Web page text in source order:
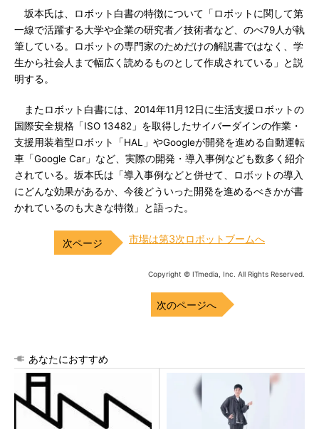
坂本氏は、ロボット白書の特徴について「ロボットに関して第
一線で活躍する大学や企業の研究者／技術者など、のべ79人が執
筆している。ロボットの専門家のためだけの解説書ではなく、学
生から社会人まで幅広く読めるものとして作成されている」と説
明する。
またロボット白書には、2014年11月12日に生活支援ロボットの
国際安全規格「ISO 13482」を取得したサイバーダインの作業・
支援用装着型ロボット「HAL」やGoogleが開発を進める自動運転
車「Google Car」など、実際の開発・導入事例なども数多く紹介
されている。坂本氏は「導入事例などと併せて、ロボットの導入
にどんな効果があるか、今後どういった開発を進めるべきかが書
かれているのも大きな特徴」と語った。
市場は第3次ロボットブームへ
Copyright © ITmedia, Inc. All Rights Reserved.
次のページへ
あなたにおすすめ